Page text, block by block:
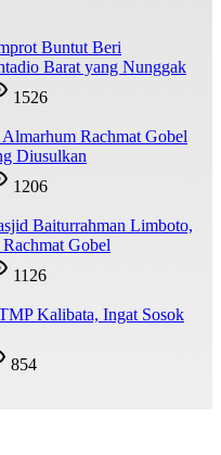
Buntut Beri
Barat yang Nunggak
1526
Rachmat Gobel
Diusulkan
1206
Baiturrahman Limboto,
Gobel
1126
Kalibata, Ingat Sosok
854